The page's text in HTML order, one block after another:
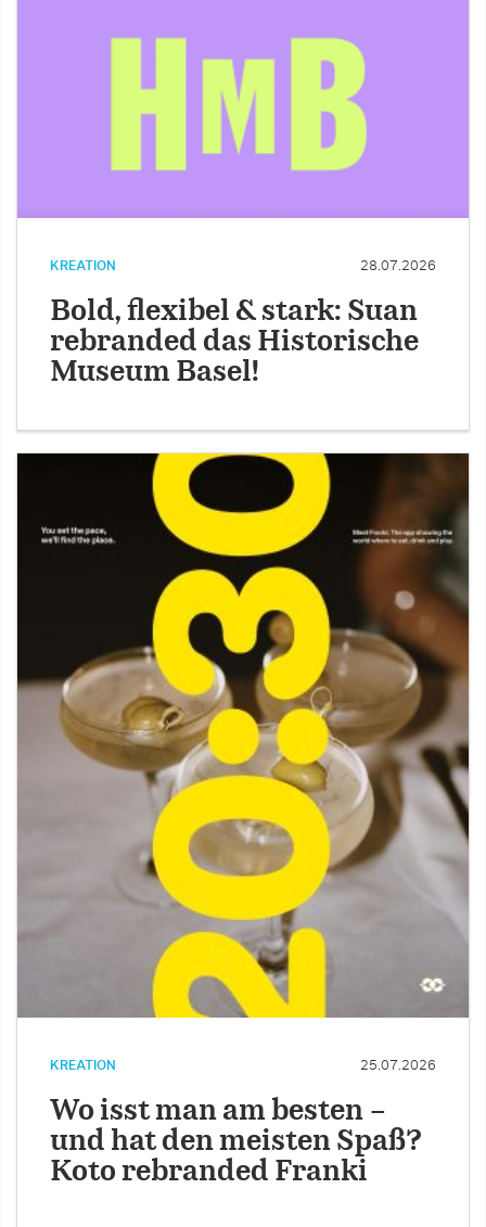
KREATION 28.07.2026
Bold, flexibel & stark: Suan
rebranded das Historische
Museum Basel!
KREATION 25.07.2026
Wo isst man am besten –
und hat den meisten Spaß?
Koto rebranded Franki